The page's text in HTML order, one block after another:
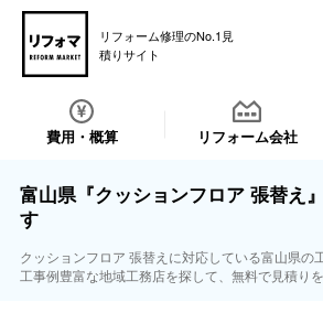
リフォーム修理のNo.1見
積りサイト
費用・概算 リフォーム会社
富山県『クッションフロア 張替え
す
クッションフロア 張替えに対応している富山県の
工事例豊富な地域工務店を探して、無料で見積りを